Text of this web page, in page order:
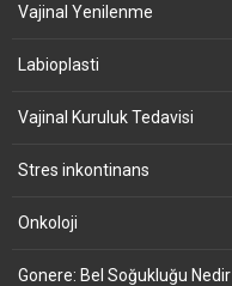
Vajinal Yenilenme
Labioplasti
Vajinal Kuruluk Tedavisi
Stres inkontinans
Onkoloji
Gonere: Bel Soğukluğu Nedir